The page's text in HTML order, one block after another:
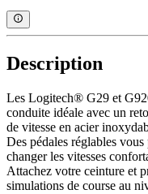
Description
Les Logitech® G29 et
conduite idéale avec un
de vitesse en acier
Des pédales réglables
changer les vitesses
Attachez votre ceinture et
simulations de course au